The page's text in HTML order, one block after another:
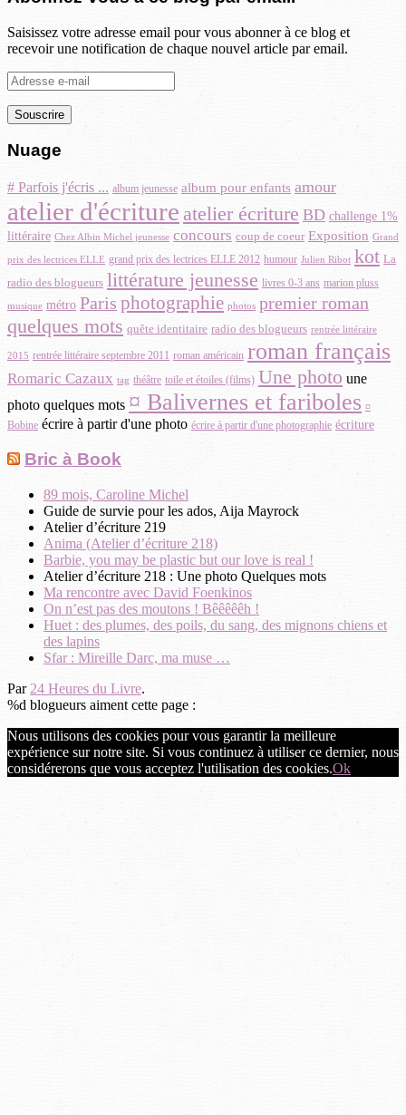
Saisissez votre adresse email pour vous abonner à ce blog et
recevoir une notification de chaque nouvel article par email.
Adresse
e-
mail
Nuage
# Parfois j'écris ... album jeunesse album pour enfants amour
atelier d'écriture atelier écriture BD challenge 1%
littéraire Chez Albin Michel jeunesse concours coup de coeur Exposition Grand
prix des lectrices ELLE grand prix des lectrices ELLE 2012 humour Julien Ribot kot La
radio des blogueurs littérature jeunesse livres 0-3 ans marion pluss
musique métro Paris photographie photos premier roman
quelques mots quête identitaire radio des blogueurs rentrée littéraire
2015 rentrée littéraire septembre 2011 roman américain roman français
Romaric Cazaux tag théâtre toile et étoiles (films) Une photo une
photo quelques mots ¤ Balivernes et fariboles ¤
Bobine écrire à partir d'une photo écrire à partir d'une photographie écriture
Bric à Book
89 mois, Caroline Michel
Guide de survie pour les ados, Aija Mayrock
Atelier d’écriture 219
Anima (Atelier d’écriture 218)
Barbie, you may be plastic but our love is real !
Atelier d’écriture 218 : Une photo Quelques mots
Ma rencontre avec David Foenkinos
On n’est pas des moutons ! Bêêêêêh !
Huet : des plumes, des poils, du sang, des mignons chiens et
des lapins
Sfar : Mireille Darc, ma muse …
Par 24 Heures du Livre.
%d blogueurs aiment cette page :
Nous utilisons des cookies pour vous garantir la meilleure
expérience sur notre site. Si vous continuez à utiliser ce dernier, nous
considérerons que vous acceptez l'utilisation des cookies.Ok